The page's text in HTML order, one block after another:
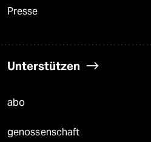
Presse
Unterstützen
abo
genossenschaft